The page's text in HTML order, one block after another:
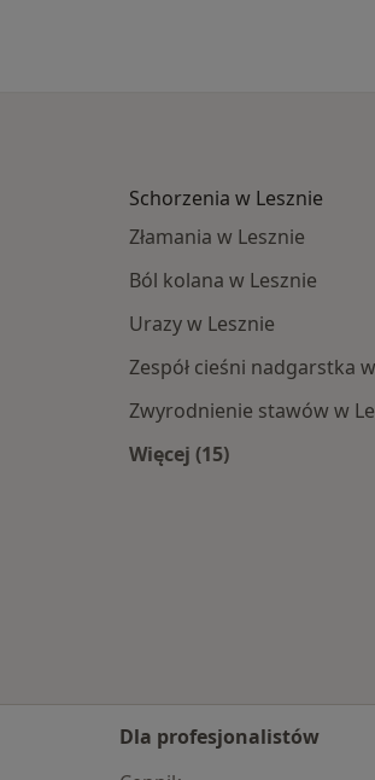
Schorzenia w Lesznie
Złamania w Lesznie
Ból kolana w Lesznie
Urazy w Lesznie
Zespół cieśni nadgarstka
Zwyrodnienie stawów w
Więcej (15)
Dla profesjonalistów